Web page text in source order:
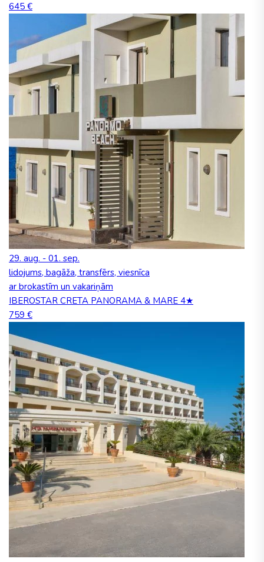
645 €
29. aug. - 01. sep.
lidojums, bagāža, transfērs, viesnīca
ar brokastīm un vakariņām
IBEROSTAR CRETA PANORAMA & MARE 4★
759 €